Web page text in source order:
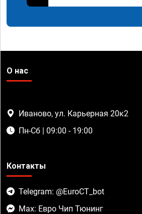
О нас
Иваново, ул. Карьерная 20к2
Пн-Сб | 09:00 - 19:00
Контакты
Telegram: @EuroCT_bot
Max: Евро Чип Тюнинг